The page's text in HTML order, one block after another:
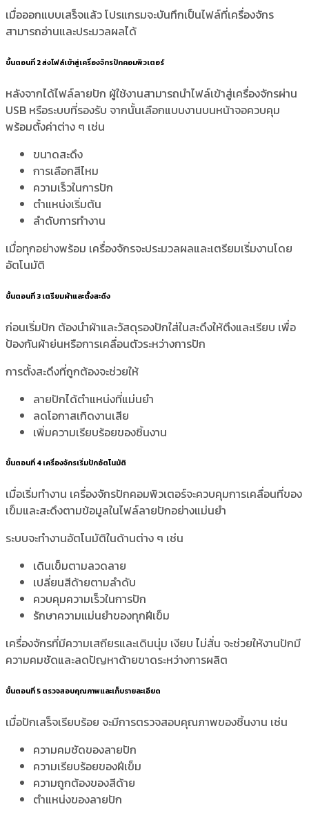
เมื่อออกแบบเสร็จแล้ว โปรแกรมจะบันทึกเป็นไฟล์ที่เครื่องจักร
สามารถอ่านและประมวลผลได้
ขั้นตอนที่ 2 ส่งไฟล์เข้าสู่เครื่องจักรปักคอมพิวเตอร์
หลังจากได้ไฟล์ลายปัก ผู้ใช้งานสามารถนำไฟล์เข้าสู่เครื่องจักรผ่าน
USB หรือระบบที่รองรับ จากนั้นเลือกแบบงานบนหน้าจอควบคุม
พร้อมตั้งค่าต่าง ๆ เช่น
ขนาดสะดึง
การเลือกสีไหม
ความเร็วในการปัก
ตำแหน่งเริ่มต้น
ลำดับการทำงาน
เมื่อทุกอย่างพร้อม เครื่องจักรจะประมวลผลและเตรียมเริ่มงานโดย
อัตโนมัติ
ขั้นตอนที่ 3 เตรียมผ้าและตั้งสะดึง
ก่อนเริ่มปัก ต้องนำผ้าและวัสดุรองปักใส่ในสะดึงให้ตึงและเรียบ เพื่อ
ป้องกันผ้าย่นหรือการเคลื่อนตัวระหว่างการปัก
การตั้งสะดึงที่ถูกต้องจะช่วยให้
ลายปักได้ตำแหน่งที่แม่นยำ
ลดโอกาสเกิดงานเสีย
เพิ่มความเรียบร้อยของชิ้นงาน
ขั้นตอนที่ 4 เครื่องจักรเริ่มปักอัตโนมัติ
เมื่อเริ่มทำงาน เครื่องจักรปักคอมพิวเตอร์จะควบคุมการเคลื่อนที่ของ
เข็มและสะดึงตามข้อมูลในไฟล์ลายปักอย่างแม่นยำ
ระบบจะทำงานอัตโนมัติในด้านต่าง ๆ เช่น
เดินเข็มตามลวดลาย
เปลี่ยนสีด้ายตามลำดับ
ควบคุมความเร็วในการปัก
รักษาความแม่นยำของทุกฝีเข็ม
เครื่องจักรที่มีความเสถียรและเดินนุ่ม เงียบ ไม่สั่น จะช่วยให้งานปักมี
ความคมชัดและลดปัญหาด้ายขาดระหว่างการผลิต
ขั้นตอนที่ 5 ตรวจสอบคุณภาพและเก็บรายละเอียด
เมื่อปักเสร็จเรียบร้อย จะมีการตรวจสอบคุณภาพของชิ้นงาน เช่น
ความคมชัดของลายปัก
ความเรียบร้อยของฝีเข็ม
ความถูกต้องของสีด้าย
ตำแหน่งของลายปัก